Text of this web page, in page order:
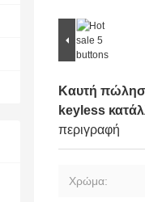
Καυτή
keyless
περιγραφή
Χρώμα: